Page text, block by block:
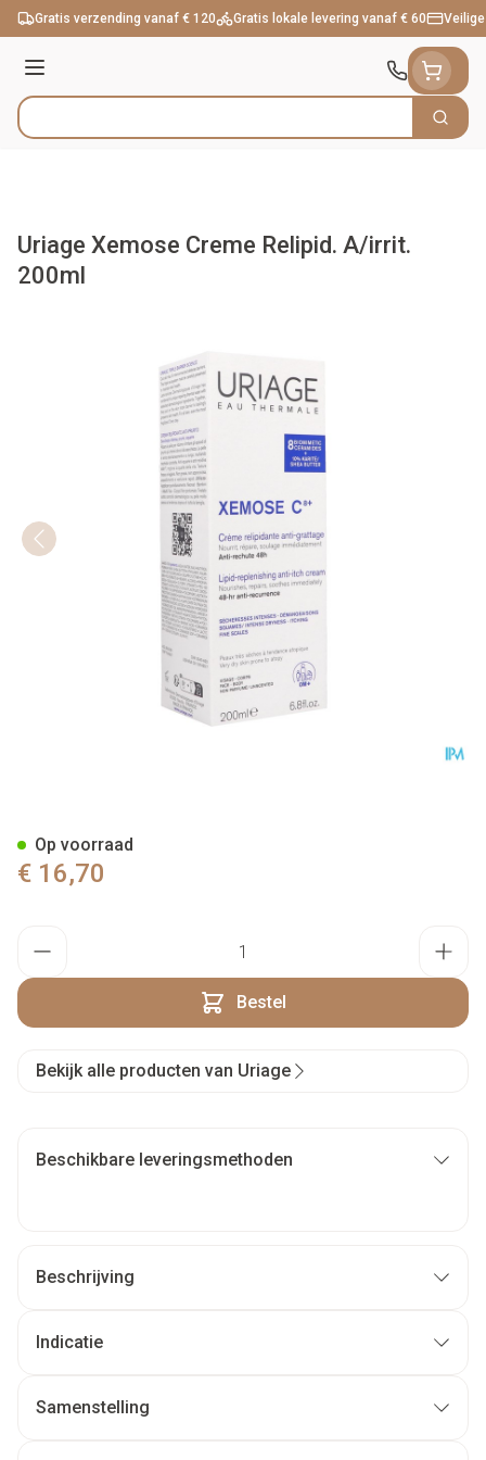
Ga naar de inhoud
Gratis verzending vanaf € 120 Gratis lokale levering vanaf € 60
Menu
Product, merk, categorie... Zoek
Uriage Xemose Creme Relipid. A/irrit.
200ml
€ 16,70
Bestel
Op voorraad
Bekijk alle producten van Uriage
Beschikbare leveringsmethoden
Beschrijving
Indicatie
Samenstelling